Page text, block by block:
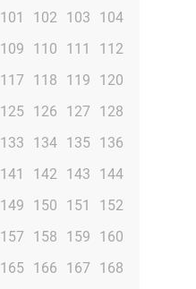
101 102 103
104
109 110 111
112
117 118 119
120
125 126 127
128
133 134 135
136
141 142 143
144
149 150 151
152
157 158 159
160
165 166 167
168